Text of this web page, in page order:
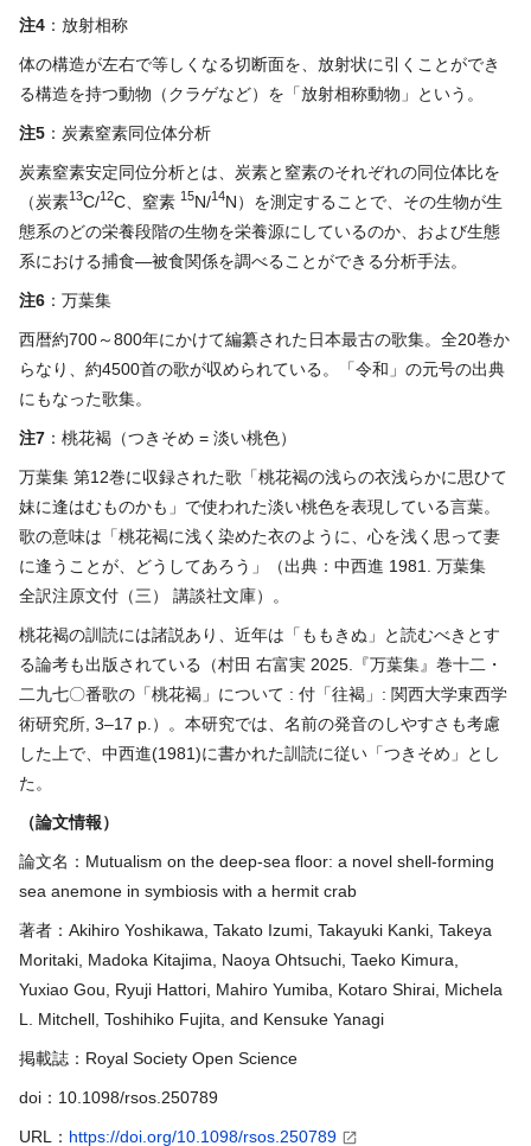
注4 ：放射相称
体の構造が左右で等しくなる切断面を、放射状に引くことができ
る構造を持つ動物（クラゲなど）を「放射相称動物」という。
注5 ：炭素窒素同位体分析
炭素窒素安定同位分析とは、炭素と窒素のそれぞれの同位体比を
（炭素13C/12C、窒素 15N/14N）を測定することで、その生物が生
態系のどの栄養段階の生物を栄養源にしているのか、および生態
系における捕食―被食関係を調べることができる分析手法。
注6 ：万葉集
西暦約700～800年にかけて編纂された日本最古の歌集。全20巻か
らなり、約4500首の歌が収められている。「令和」の元号の出典
にもなった歌集。
注7 ：桃花褐（つきそめ = 淡い桃色）
万葉集 第12巻に収録された歌「桃花褐の浅らの衣浅らかに思ひて
妹に逢はむものかも」で使われた淡い桃色を表現している言葉。
歌の意味は「桃花褐に浅く染めた衣のように、心を浅く思って妻
に逢うことが、どうしてあろう」（出典：中西進 1981. 万葉集
全訳注原文付（三） 講談社文庫）。
桃花褐の訓読には諸説あり、近年は「ももきぬ」と読むべきとす
る論考も出版されている（村田 右富実 2025.『万葉集』巻十二・
二九七〇番歌の「桃花褐」について : 付「往褐」: 関西大学東西学
術研究所, 3–17 p.）。本研究では、名前の発音のしやすさも考慮
した上で、中西進(1981)に書かれた訓読に従い「つきそめ」とし
た。
（論文情報）
論文名：Mutualism on the deep-sea floor: a novel shell-forming
sea anemone in symbiosis with a hermit crab
著者：Akihiro Yoshikawa, Takato Izumi, Takayuki Kanki, Takeya
Moritaki, Madoka Kitajima, Naoya Ohtsuchi, Taeko Kimura,
Yuxiao Gou, Ryuji Hattori, Mahiro Yumiba, Kotaro Shirai, Michela
L. Mitchell, Toshihiko Fujita, and Kensuke Yanagi
掲載誌：Royal Society Open Science
doi：10.1098/rsos.250789
URL： https://doi.org/10.1098/rsos.250789